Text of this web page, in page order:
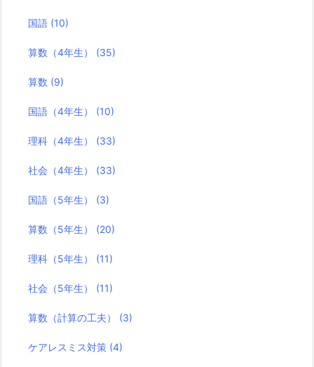
国語 (10)
算数（4年生） (35)
算数 (9)
国語（4年生） (10)
理科（4年生） (33)
社会（4年生） (33)
国語（5年生） (3)
算数（5年生） (20)
理科（5年生） (11)
社会（5年生） (11)
算数（計算の工夫） (3)
ケアレスミス対策 (4)